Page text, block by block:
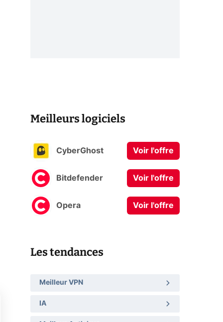
Meilleurs logiciels
CyberGhost Voir l'offre
Bitdefender Voir l'offre
Opera Voir l'offre
Les tendances
Meilleur VPN
IA